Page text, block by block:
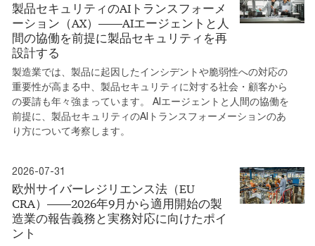
製品セキュリティのAIトランスフォーメ
ーション（AX）――AIエージェントと人
間の協働を前提に製品セキュリティを再
設計する
製造業では、製品に起因したインシデントや脆弱性への対応の
重要性が高まる中、製品セキュリティに対する社会・顧客から
の要請も年々強まっています。 AIエージェントと人間の協働を
前提に、製品セキュリティのAIトランスフォーメーションのあ
り方について考察します。
2026-07-31
欧州サイバーレジリエンス法（EU
CRA）――2026年9月から適用開始の製
造業の報告義務と実務対応に向けたポイ
ント